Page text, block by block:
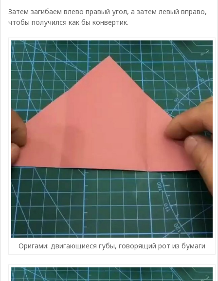
Затем загибаем влево правый угол, а затем левый вправо,
чтобы получился как бы конвертик.
Оригами: двигающиеся губы, говорящий рот из бумаги